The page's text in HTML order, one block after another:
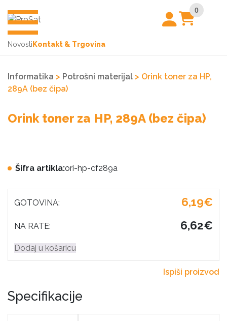
0
Novosti Kontakt & Trgovina
Informatika > Potrošni materijal > Orink toner za HP,
289A (bez čipa)
Orink toner za HP, 289A (bez čipa)
Šifra artikla:ori-hp-cf289a
GOTOVINA: 6,19€
NA RATE: 6,62€
Dodaj u košaricu
Ispiši proizvod
Specifikacije